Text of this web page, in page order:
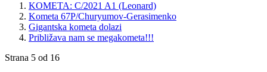
KOMETA: C/2021 A1 (Leonard)
Kometa 67P/Churyumov-Gerasimenko
Gigantska kometa dolazi
Približava nam se megakometa!!!
Strana 5 od 16